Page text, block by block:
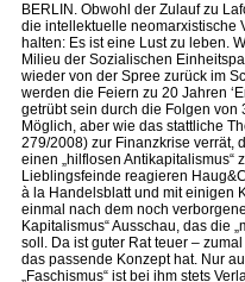
BERLIN. Obwohl der Zulauf zu
die intellektuelle neomarxistische
halten: Es ist eine Lust zu leben.
Milieu der Sozialischen
wieder von der Spree zurück im
werden die Feiern zu 20 Jahren
getrübt sein durch die Folgen von
Möglich, aber wie das stattliche
279/2008) zur Finanzkrise verrät,
einen „hilflosen
Lieblingsfeinde reagieren
à la Handelsblatt und mit einigen
einmal nach dem noch
Kapitalismus“ Ausschau, das die
soll. Da ist guter Rat teuer –
das passende Konzept hat. Nur
„Faschismus“ ist bei ihm stets